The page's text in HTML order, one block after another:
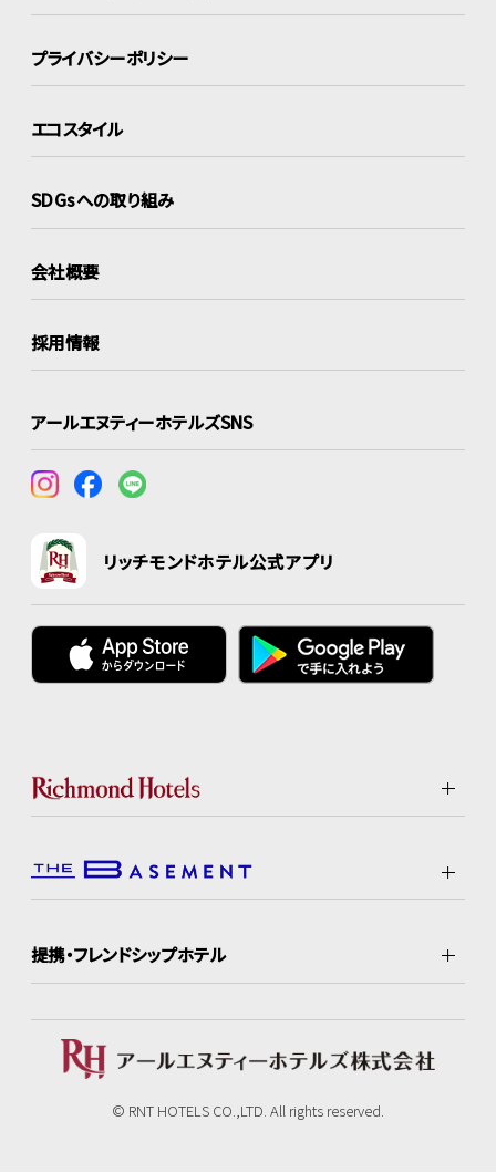
プライバシーポリシー
エコスタイル
SDGsへの取り組み
会社概要
採用情報
アールエヌティーホテルズSNS
リッチモンドホテル公式アプリ
提携・フレンドシップホテル
© RNT HOTELS CO.,LTD. All rights reserved.